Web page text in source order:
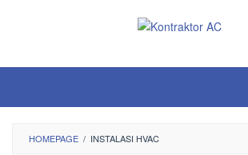
HOMEPAGE / INSTALASI HVAC